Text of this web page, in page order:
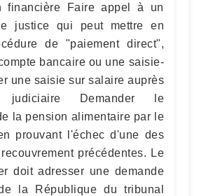
financière Faire appel à un
justice qui peut mettre en
de "paiement direct",
bancaire ou une saisie-
une saisie sur salaire auprès
Demander le
la pension alimentaire par le
prouvant l'échec d'une des
précédentes. Le
doit adresser une demande
la République du tribunal